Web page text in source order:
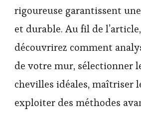
rigoureuse garantissent
et durable. Au fil de
découvrirez comment
de votre mur, sélectionner
chevilles idéales, maîtriser
exploiter des méthodes